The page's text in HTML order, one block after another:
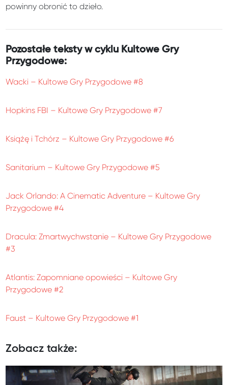
powinny obronić to dzieło.
Pozostałe teksty w cyklu Kultowe Gry
Przygodowe:
Wacki – Kultowe Gry Przygodowe #8
Hopkins FBI – Kultowe Gry Przygodowe #7
Książę i Tchórz – Kultowe Gry Przygodowe #6
Sanitarium – Kultowe Gry Przygodowe #5
Jack Orlando: A Cinematic Adventure – Kultowe Gry
Przygodowe #4
Dracula: Zmartwychwstanie – Kultowe Gry Przygodowe
#3
Atlantis: Zapomniane opowieści – Kultowe Gry
Przygodowe #2
Faust – Kultowe Gry Przygodowe #1
Zobacz także: